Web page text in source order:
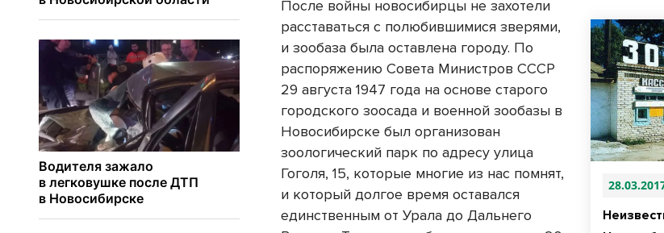
После войны новосибирцы не захотели
расставаться с полюбившимися зверями,
и зообаза была оставлена городу. По
распоряжению Совета Министров СССР
29 августа 1947 года на основе старого
городского зоосада и военной зообазы в
Новосибирске был организован
зоологический парк по адресу улица
Гоголя, 15, которые многие из нас помнят,
и который долгое время оставался
единственным от Урала до Дальнего